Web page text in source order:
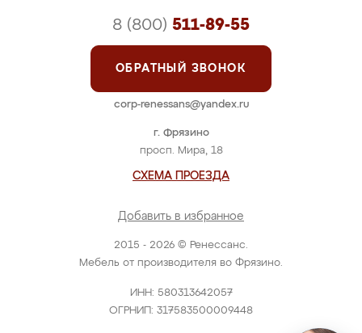
2015 - 2026 © Ренессанс.
Мебель от производителя во Фрязино.
ИНН: 580313642057
ОГРНИП: 317583500009448
г. Фрязино
просп. Мира, 18
СХЕМА ПРОЕЗДА
Добавить в избранное
8 (800) 511-89-55
ОБРАТНЫЙ ЗВОНОК
corp-renessans@yandex.ru